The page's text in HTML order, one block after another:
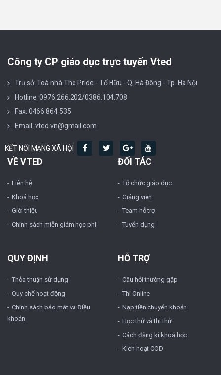
Công ty CP giáo dục trực tuyến Vted
Trụ sở: Toà nhà The Pride - Tố Hữu - Q. Hà Đông - Tp. Hà Nội
Hotline: 0976.266.202/0386.104.708
Fax: 0466 864 535
Email: vted.vn@gmail.com
KẾT NỐI MẠNG XÃ HỘI
VỀ VTED
Liên hệ
Khoá học
Giới thiệu
Chính sách miễn giảm học phí
ĐỐI TÁC
Tổ chức giáo dục
Giảng viên
Team hỗ trợ
Tuyển dụng
QUY ĐỊNH
Thỏa thuận sử dụng
Quy chế hoạt động
Chính sách bảo mật và Điều
khoản
HỖ TRỢ
Câu hỏi thường gặp
Thi Online
Nạp tiền chuyển khoản
Học thử và thi thử
Cách đăng kí khoá học
Kích hoạt COD